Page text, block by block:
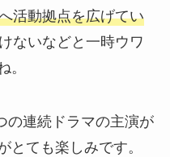
活動拠点を広げてい
ないなどと一時ウワ
。
の連続ドラマの主演が
とても楽しみです。